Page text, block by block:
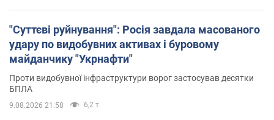
"Суттєві руйнування": Росія завдала масованого
удару по видобувних активах і буровому
майданчику "Укрнафти"
Проти видобувної інфраструктури ворог застосував десятки
БПЛА
9.08.2026 21:58 6,2 т.